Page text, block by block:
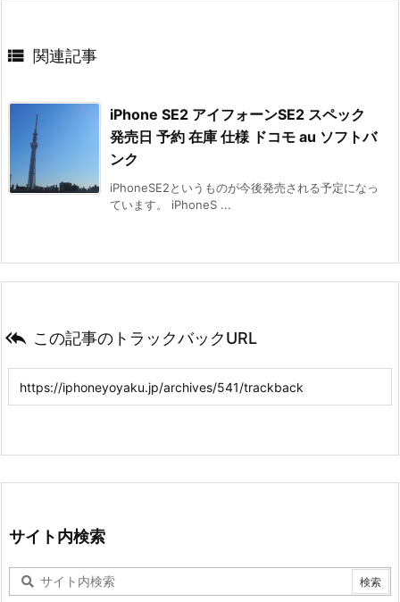
 関連記事
iPhone SE2 アイフォーンSE2 スペック
発売日 予約 在庫 仕様 ドコモ au ソフトバ
ンク
iPhoneSE2というものが今後発売される予定になっ
ています。 iPhoneS ...
 この記事のトラックバックURL
サイト内検索